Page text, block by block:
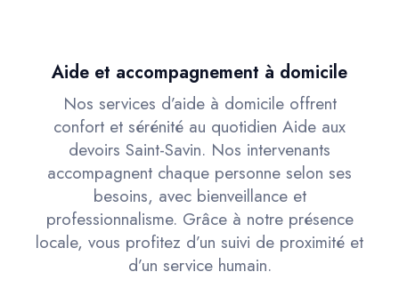
Aide et accompagnement à domicile
Nos services d’aide à domicile offrent
confort et sérénité au quotidien Aide aux
devoirs Saint-Savin. Nos intervenants
accompagnent chaque personne selon ses
besoins, avec bienveillance et
professionnalisme. Grâce à notre présence
locale, vous profitez d’un suivi de proximité et
d’un service humain.